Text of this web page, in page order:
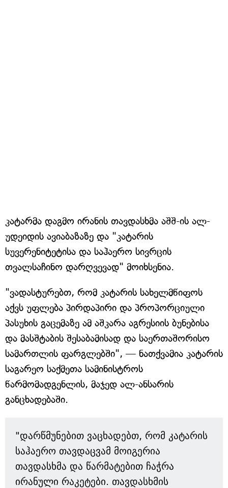
კატარმა დაგმო ირანის თავდასხმა აშშ-ის ალ-
უდეიდის ავიაბაზაზე და "კატარის
სუვერენიტეტისა და საჰაერო სივრცის
თვალსაჩინო დარღვევად" მოიხსენია.
"ვადასტურებთ, რომ კატარის სახელმწიფოს
აქვს უფლება პირდაპირი და პროპორციული
პასუხის გაცემაზე ამ აშკარა აგრესიის ბუნებისა
და მასშტაბის შესაბამისად და საერთაშორისო
სამართლის ფარგლებში", — ნათქვამია კატარის
საგარეო საქმეთა სამინისტროს
წარმომადგენლის, მაჯედ ალ-ანსარის
განცხადებაში.
"დარწმუნებით ვაცხადებთ, რომ კატარის
საჰაერო თავდაცვამ მოიგერია
თავდასხმა და წარმატებით ჩაჭრა
ირანული რაკეტები. თავდასხმის